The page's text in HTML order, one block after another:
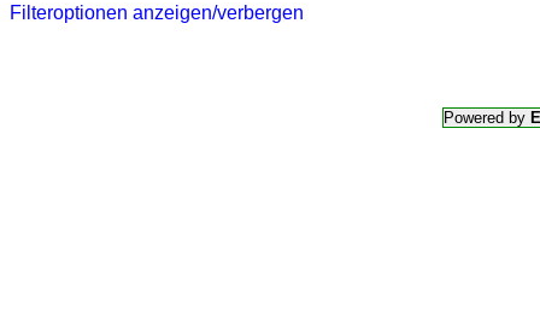
Filteroptionen anzeigen/verbergen
Powered by